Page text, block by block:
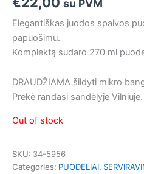
su PVM
Elegantiškas juodos spalvos
papuošimu.
Komplektą sudaro 270 ml
DRAUDŽIAMA šildyti mikro
Prekė randasi sandėlyje Vilniuje.
Out of stock
SKU: 34-5956
Categories: PUODELIAI,